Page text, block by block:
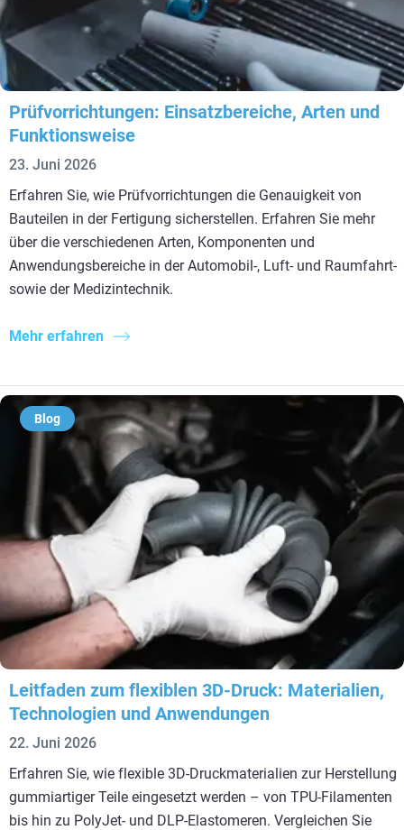
Prüfvorrichtungen: Einsatzbereiche, Arten und
Funktionsweise
23. Juni 2026
Erfahren Sie, wie Prüfvorrichtungen die Genauigkeit von
Bauteilen in der Fertigung sicherstellen. Erfahren Sie mehr
über die verschiedenen Arten, Komponenten und
Anwendungsbereiche in der Automobil-, Luft- und Raumfahrt-
sowie der Medizintechnik.
Mehr erfahren
Blog
Leitfaden zum flexiblen 3D-Druck: Materialien,
Technologien und Anwendungen
22. Juni 2026
Erfahren Sie, wie flexible 3D-Druckmaterialien zur Herstellung
gummiartiger Teile eingesetzt werden – von TPU-Filamenten
bis hin zu PolyJet- und DLP-Elastomeren. Vergleichen Sie